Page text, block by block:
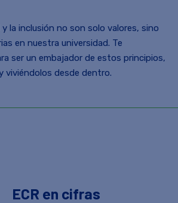
y la inclusión no son solo valores, sino
en nuestra universidad. Te
ser un embajador de estos principios,
viviéndolos desde dentro.
ECR en cifras